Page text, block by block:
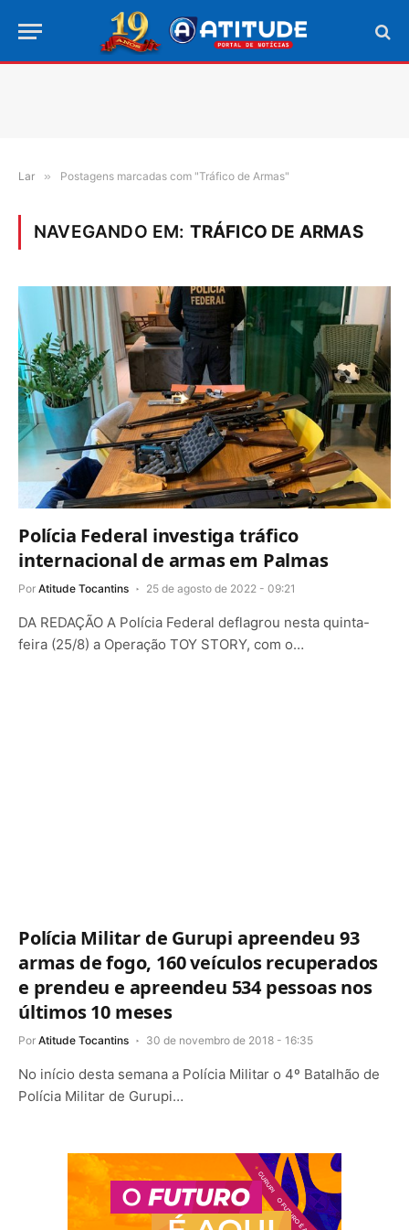
Lar » Postagens marcadas com "Tráfico de Armas"
NAVEGANDO EM: TRÁFICO DE ARMAS
Polícia Federal investiga tráfico
internacional de armas em Palmas
Por Atitude Tocantins 25 de agosto de 2022 - 09:21
DA REDAÇÃO A Polícia Federal deflagrou nesta quinta-
feira (25/8) a Operação TOY STORY, com o…
Polícia Militar de Gurupi apreendeu 93
armas de fogo, 160 veículos recuperados
e prendeu e apreendeu 534 pessoas nos
últimos 10 meses
Por Atitude Tocantins 30 de novembro de 2018 - 16:35
No início desta semana a Polícia Militar o 4º Batalhão de
Polícia Militar de Gurupi…